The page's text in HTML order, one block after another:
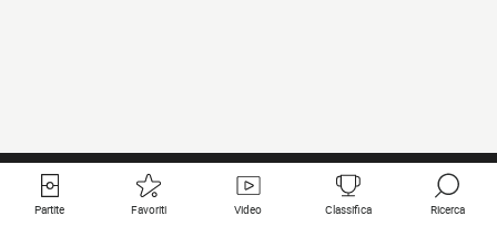
Partite Favoriti Video Classifica Ricerca